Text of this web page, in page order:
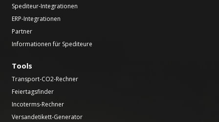
Spediteur-Integrationen
ERP-Integrationen
Partner
Informationen für Spediteure
Tools
Transport-CO2-Rechner
Feiertagsfinder
Incoterms-Rechner
Versandetikett-Generator